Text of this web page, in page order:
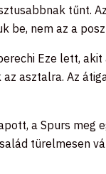
tűnt.
be, nem az a
Eze lett,
asztalra. Az
a Spurs meg
türelmesen